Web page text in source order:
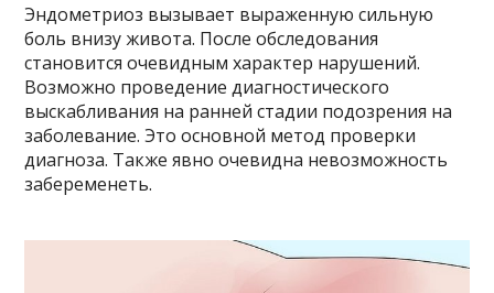
Эндометриоз вызывает выраженную сильную
боль внизу живота. После обследования
становится очевидным характер нарушений.
Возможно проведение диагностического
выскабливания на ранней стадии подозрения на
заболевание. Это основной метод проверки
диагноза. Также явно очевидна невозможность
забеременеть.